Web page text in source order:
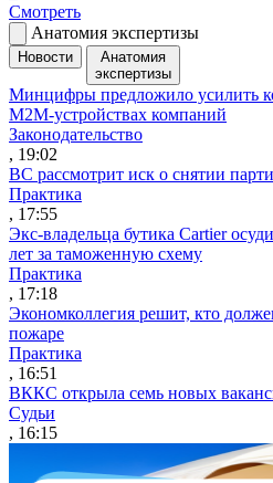
Смотреть
Анатомия экспертизы
Новости
Анатомия
экспертизы
Минцифры предложило усилить
M2M-устройствах компаний
Законодательство
, 19:02
ВС рассмотрит иск о снятии
Практика
, 17:55
Экс-владельца бутика Cartier
лет за таможенную схему
Практика
, 17:18
Экономколлегия решит, кто
пожаре
Практика
, 16:51
ВККС открыла семь новых
Судьи
, 16:15